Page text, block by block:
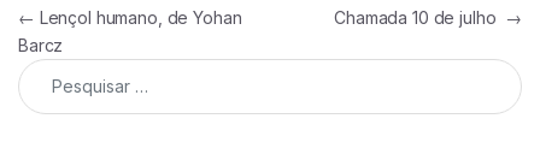
Navegação de Post
← Lençol humano, de Yohan
Barcz
Chamada 10 de julho →
Pesquisar por: